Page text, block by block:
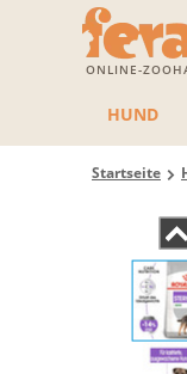
ONLINE-
HUND
Startseite